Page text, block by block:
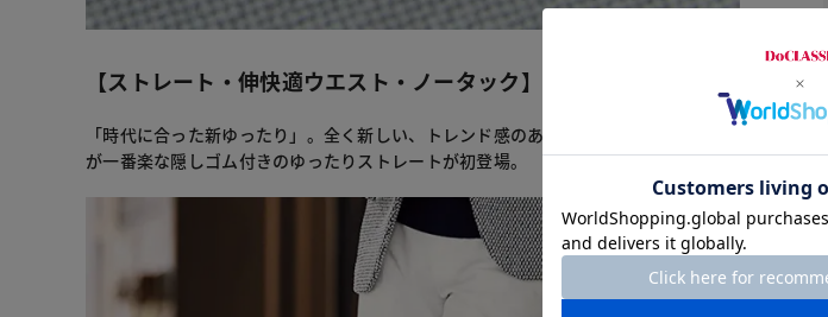
【ストレート・伸快適ウエスト・ノータック】
「時代に合った新ゆったり」。全く新しい、トレンド感のあるストレート。ウエスト
が一番楽な隠しゴム付きのゆったりストレートが初登場。